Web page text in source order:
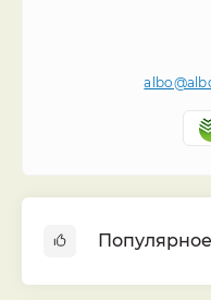
Популярное